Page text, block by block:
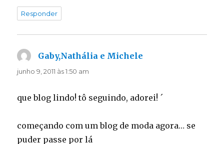
Responder
Gaby,Nathália e Michele
junho 9, 2011 às 1:50 am
que blog lindo! tô seguindo, adorei! ´
começando com um blog de moda agora… se
puder passe por lá